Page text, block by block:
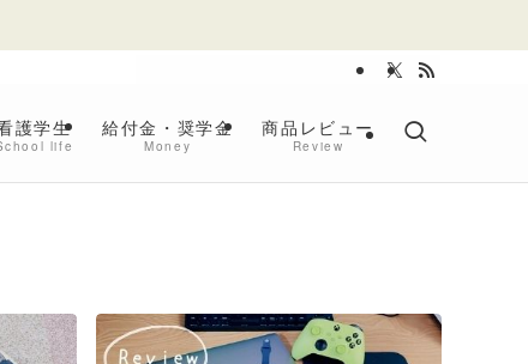
護学生
life
給付金・奨学金
Money
商品レビュー
Review